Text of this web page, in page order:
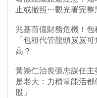
止或撤照…觀光署完整
兆基百億財務危機！
「包租代管龍頭岌岌
高？
黃崇仁治喪張忠謀任
是老大：力積電能活
股」